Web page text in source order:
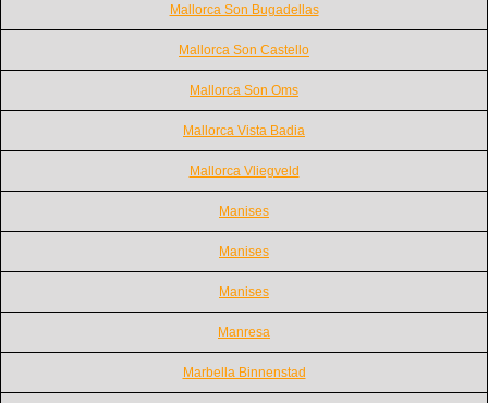
Mallorca Son Bugadellas
Mallorca Son Castello
Mallorca Son Oms
Mallorca Vista Badia
Mallorca Vliegveld
Manises
Manises
Manises
Manresa
Marbella Binnenstad